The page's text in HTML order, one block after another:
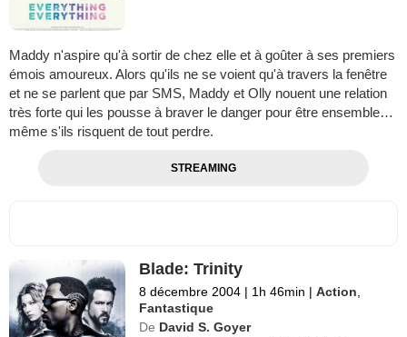
Maddy n'aspire qu'à sortir de chez elle et à goûter à ses premiers
émois amoureux. Alors qu'ils ne se voient qu'à travers la fenêtre
et ne se parlent que par SMS, Maddy et Olly nouent une relation
très forte qui les pousse à braver le danger pour être ensemble…
même s'ils risquent de tout perdre.
STREAMING
Blade: Trinity
8 décembre 2004 | 1h 46min | Action
Fantastique
De David S. Goyer